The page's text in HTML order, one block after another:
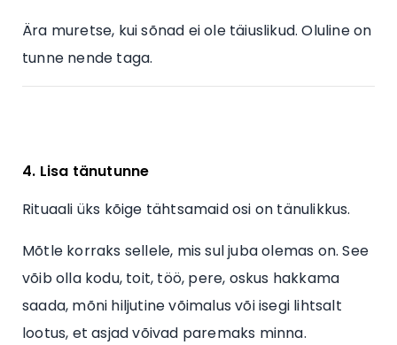
Ära muretse, kui sõnad ei ole täiuslikud. Oluline on
tunne nende taga.
4. Lisa tänutunne
Rituaali üks kõige tähtsamaid osi on tänulikkus.
Mõtle korraks sellele, mis sul juba olemas on. See
võib olla kodu, toit, töö, pere, oskus hakkama
saada, mõni hiljutine võimalus või isegi lihtsalt
lootus, et asjad võivad paremaks minna.